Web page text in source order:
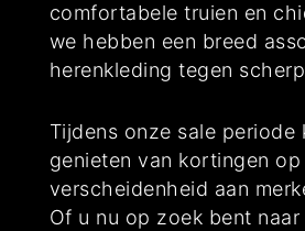
comfortabele truien en
we hebben een breed
herenkleding tegen
Tijdens onze sale periode
genieten van kortingen op
verscheidenheid aan
Of u nu op zoek bent